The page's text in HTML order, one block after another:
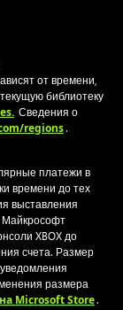
от времени,
библиотеку
Сведения о
regions.
платежи в
времени до тех
выставления
Майкрософт
XBOX до
счета. Размер
размера
Microsoft Store.